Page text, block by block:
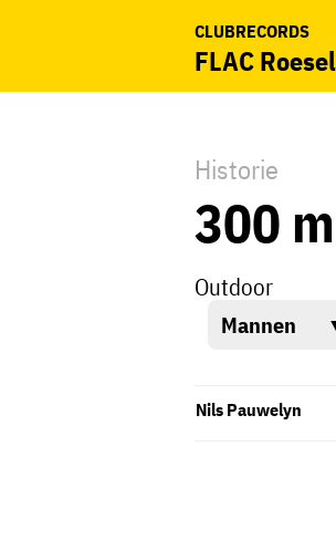
CLUBRECORDS
FLAC
Historie
300 m
Outdoor
Nils Pauwelyn